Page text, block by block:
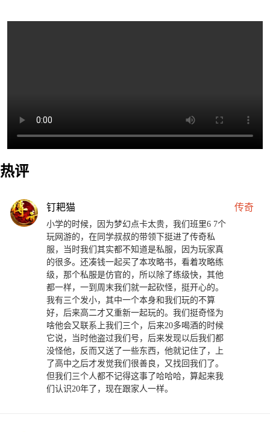
热评
钉耙猫 传奇
小学的时候，因为梦幻点卡太贵，我们班里6 7个
玩网游的，在同学叔叔的带领下挺进了传奇私
服，当时我们其实都不知道是私服，因为玩家真
的很多。还凑钱一起买了本攻略书，看着攻略练
级，那个私服是仿官的，所以除了练级快，其他
都一样，一到周末我们就一起砍怪，挺开心的。
我有三个发小，其中一个本身和我们玩的不算
好，后来高二才又重新一起玩的。我们挺奇怪为
啥他会又联系上我们三个，后来20多喝酒的时候
它说，当时他盗过我们号，后来发现以后我们都
没怪他，反而又送了一些东西，他就记住了，上
了高中之后才发觉我们很善良，又找回我们了。
但我们三个人都不记得这事了哈哈哈，算起来我
们认识20年了，现在跟家人一样。